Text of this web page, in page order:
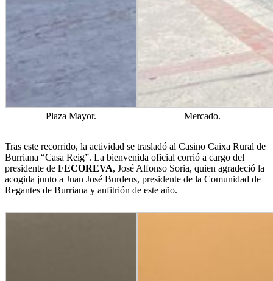
Plaza Mayor. Mercado.
Tras este recorrido, la actividad se trasladó al Casino Caixa Rural de
Burriana “Casa Reig”. La bienvenida oficial corrió a cargo del
presidente de FECOREVA, José Alfonso Soria, quien agradeció la
acogida junto a Juan José Burdeus, presidente de la Comunidad de
Regantes de Burriana y anfitrión de este año.